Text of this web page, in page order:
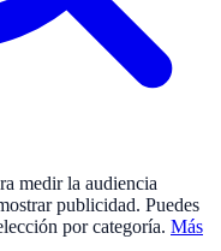
medir la audiencia
publicidad. Puedes
por categoría. Más